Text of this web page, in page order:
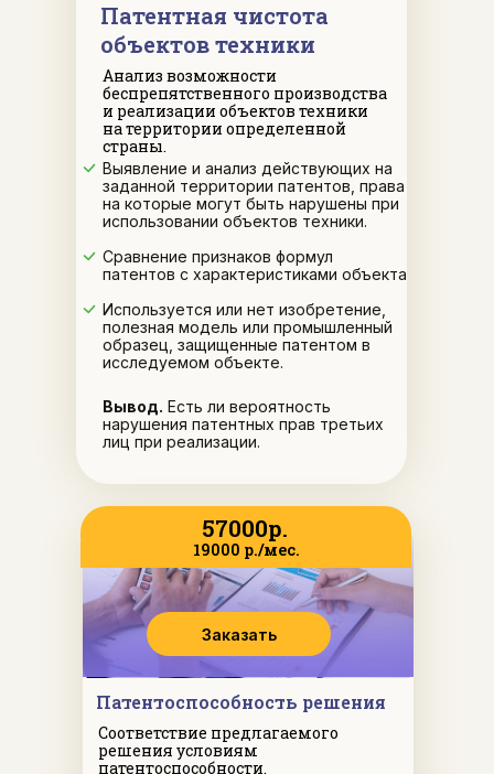
Соответствие предлагаемого
решения условиям
патентоспособности.
Анализ возможности
беспрепятственного производства
и реализации объектов техники
на территории определенной
страны.
Выявление и анализ действующих на
заданной территории патентов, права
на которые могут быть нарушены при
использовании объектов техники.
Сравнение признаков формул
патентов с характеристиками объекта
Используется или нет изобретение,
полезная модель или промышленный
образец, защищенные патентом в
исследуемом объекте.
Вывод. Есть ли вероятность
нарушения патентных прав третьих
лиц при реализации.
Патентоспособность решения
Патентная чистота
объектов техники
Заказать
57000р.
19000 р./мес.